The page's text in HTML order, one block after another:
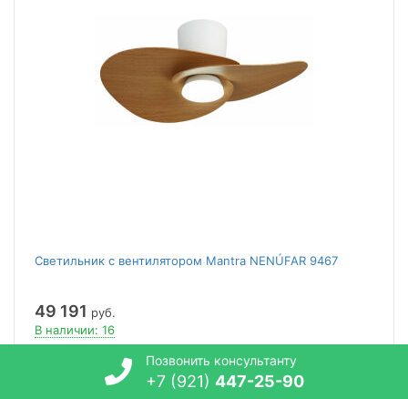
Светильник с вентилятором Mantra NENÚFAR 9467
49 191 руб.
В наличии: 16
Позвонить консультанту
+7 (921) 447-25-90